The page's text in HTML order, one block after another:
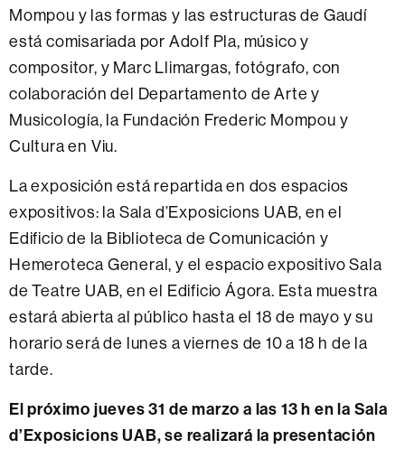
Mompou y las formas y las estructuras de Gaudí
está comisariada por Adolf Pla, músico y
compositor, y Marc Llimargas, fotógrafo, con
colaboración del Departamento de Arte y
Musicología, la Fundación Frederic Mompou y
Cultura en Viu.
La exposición está repartida en dos espacios
expositivos: la Sala d’Exposicions UAB, en el
Edificio de la Biblioteca de Comunicación y
Hemeroteca General, y el espacio expositivo Sala
de Teatre UAB, en el Edificio Ágora. Esta muestra
estará abierta al público hasta el 18 de mayo y su
horario será de lunes a viernes de 10 a 18 h de la
tarde.
El próximo jueves 31 de marzo a las 13 h en la Sala
d’Exposicions UAB, se realizará la presentación